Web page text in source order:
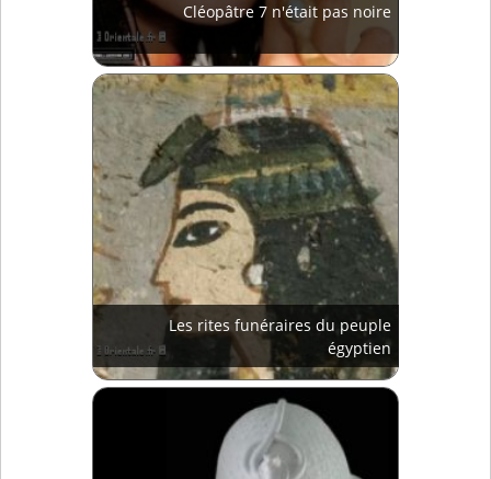
Cléopâtre 7 n'était pas noire
Les rites funéraires du peuple
égyptien